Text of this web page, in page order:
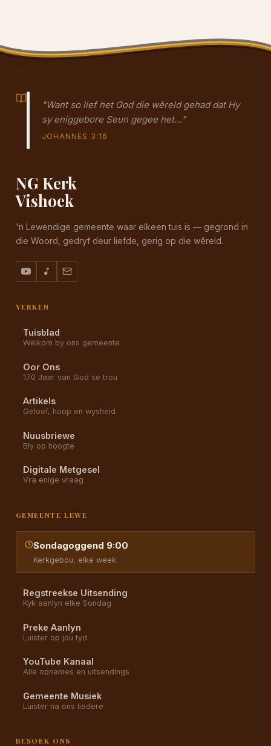
"Want so lief het God die wêreld gehad dat Hy
sy eniggebore Seun gegee het…"
JOHANNES 3:16
NG Kerk
Vishoek
'n Lewendige gemeente waar elkeen tuis is — gegrond in
die Woord, gedryf deur liefde, gerig op die wêreld.
VERKEN
Tuisblad
Welkom by ons gemeente
Oor Ons
170 Jaar van God se trou
Artikels
Geloof, hoop en wysheid
Nuusbriewe
Bly op hoogte
Digitale Metgesel
Vra enige vraag
GEMEENTE LEWE
Sondagoggend 9:00
Kerkgebou, elke week
Regstreekse Uitsending
Kyk aanlyn elke Sondag
Preke Aanlyn
Luister op jou tyd
YouTube Kanaal
Alle opnames en uitsendings
Gemeente Musiek
Luister na ons liedere
BESOEK ONS